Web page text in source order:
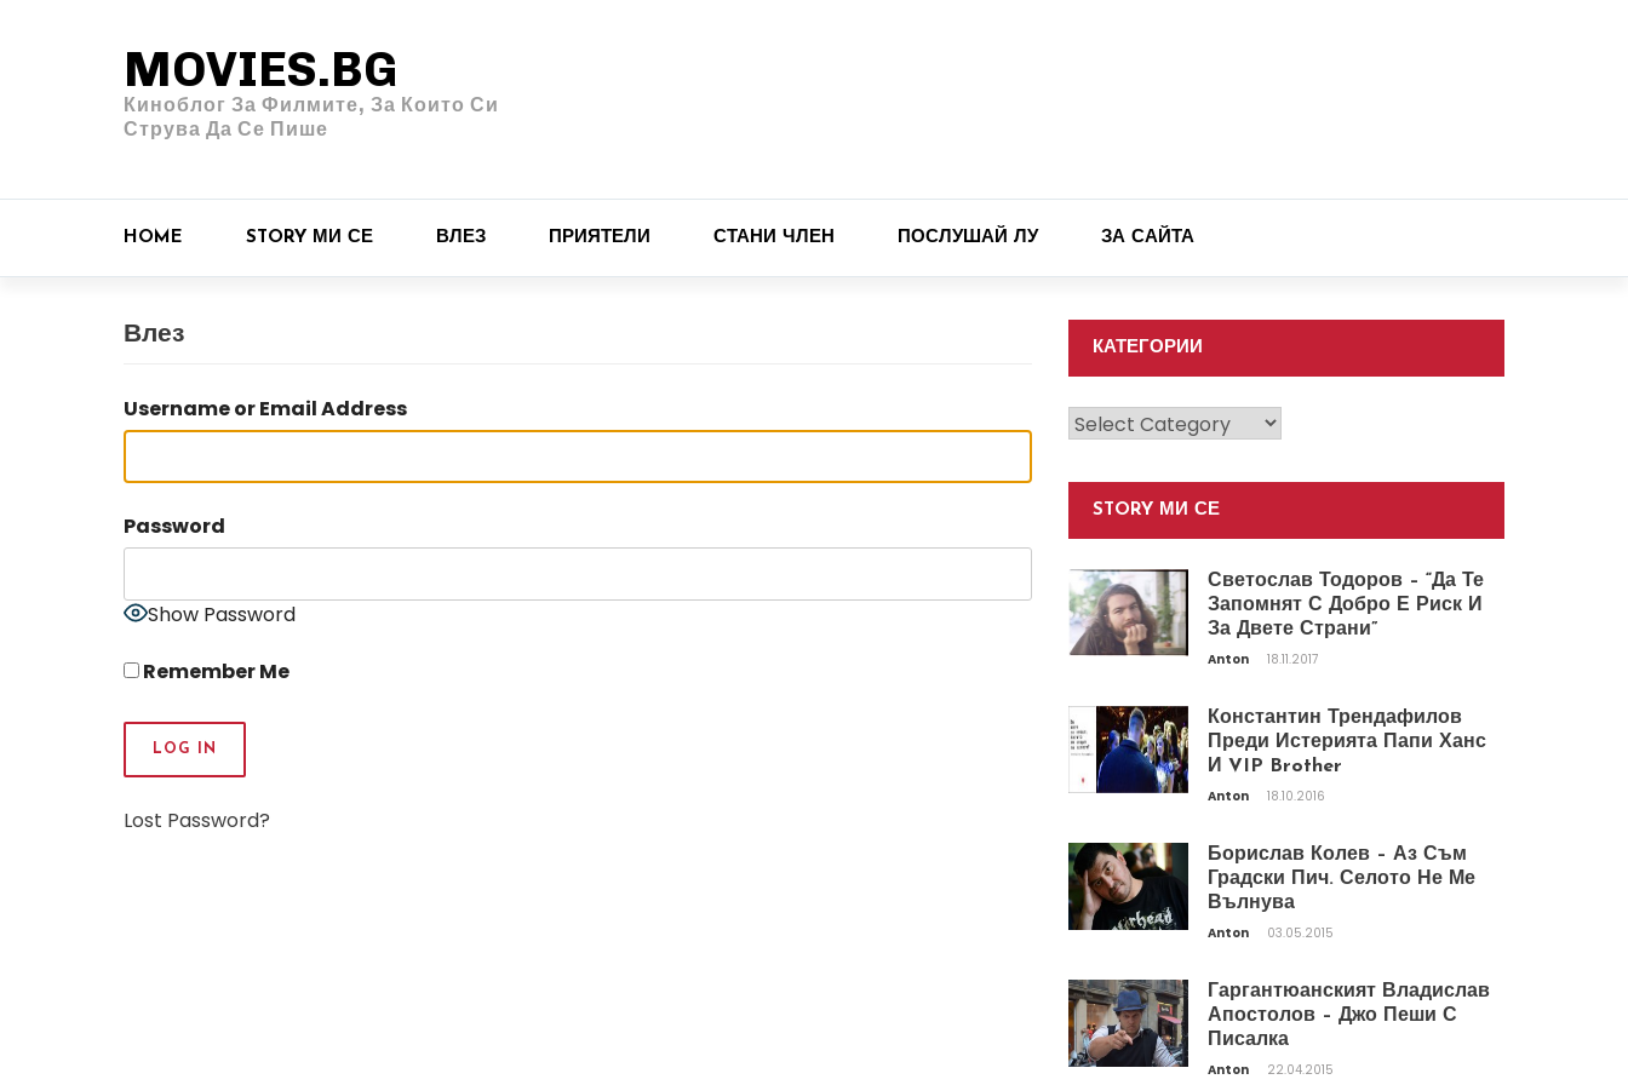
MOVIES.BG
Киноблог За Филмите, За Които Си
Струва Да Се Пише
HOME STORY МИ СЕ ВЛЕЗ ПРИЯТЕЛИ СТАНИ ЧЛЕН ПОСЛУШАЙ ЛУ ЗА САЙТА
Влез
Username or Email Address
Password
Show Password
Remember Me
Lost Password?
КАТЕГОРИИ
Категории
STORY МИ СЕ
Светослав Тодоров – “Да Те
Запомнят С Добро Е Риск И
За Двете Страни”
Anton 18.11.2017
Константин Трендафилов
Преди Истерията Папи Ханс
И VIP Brother
Anton 18.10.2016
Борислав Колев – Аз Съм
Градски Пич. Селото Не Ме
Вълнува
Anton 03.05.2015
Гаргантюанският Владислав
Апостолов – Джо Пеши С
Писалка
Anton 22.04.2015